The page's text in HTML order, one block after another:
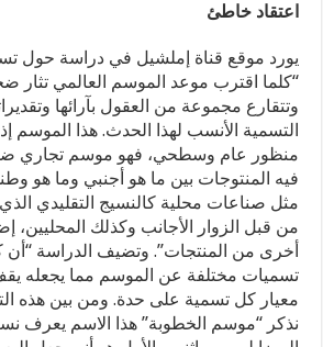
اعتقاد خاطئ
يورد موقع قناة إملشيل في دراسة حول
“كلما اقترب موعد الموسم العالمي تثار
وتتقارع مجموعة من العقول بآرائها
التسمية الأنسب لهذا الحدث. هذا الموسم
منظور عام وسطحي، فهو موسم تجاري
فيه المنتوجات بين ما هو أجنبي وما هو
مثل صناعات محلية كالنسيج التقليدي
من قبل الزوار الأجانب وكذلك المحليين،
أخرى من المنتجات”. وتضيف الدراسة “أن
تسميات مختلفة عن الموسم مما يجعله
معيار كل تسمية على حدة. ومن بين هذه
نذكر “موسم الخطوبة” هذا الاسم يعرف